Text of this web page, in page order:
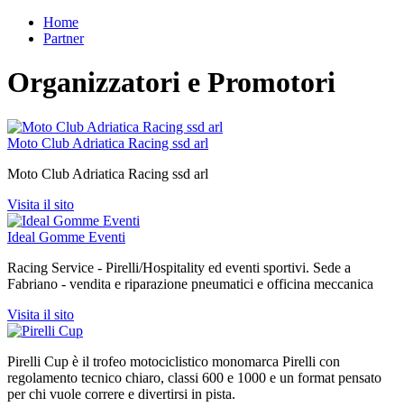
Home
Partner
Organizzatori e Promotori
Moto Club Adriatica Racing ssd arl
Moto Club Adriatica Racing ssd arl
Visita il sito
Ideal Gomme Eventi
Racing Service - Pirelli/Hospitality ed eventi sportivi. Sede a
Fabriano - vendita e riparazione pneumatici e officina meccanica
Visita il sito
Pirelli Cup è il trofeo motociclistico monomarca Pirelli con
regolamento tecnico chiaro, classi 600 e 1000 e un format pensato
per chi vuole correre e divertirsi in pista.